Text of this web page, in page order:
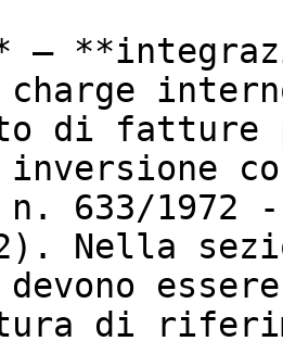
–
charge
di
inversione
n. 633/1972
Nella
devono
di